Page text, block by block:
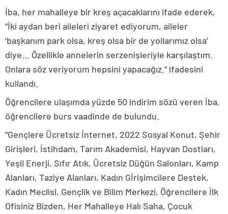
İba, her mahalleye bir kreş açacaklarını ifade ederek,
“İki aydan beri aileleri ziyaret ediyorum, aileler
‘başkanım park olsa, kreş olsa bir de yollarımız olsa’
diye… Özellikle annelerin serzenişleriyle karşılaştım.
Onlara söz veriyorum hepsini yapacağız.” ifadesini
kullandı.
Öğrencilere ulaşımda yüzde 50 indirim sözü veren İba,
öğrencilere burs vaadinde de bulundu.
“Gençlere Ücretsiz İnternet, 2022 Sosyal Konut, Şehir
Girişleri, İstihdam, Tarım Akademisi, Hayvan Dostları,
Yeşil Enerji, Sıfır Atık, Ücretsiz Düğün Salonları, Kamp
Alanları, Taziye Alanları, Kadın Gİrişimcilere Destek,
Kadın Meclisi, Gençlik ve Bilim Merkezi, Öğrencilere İlk
Ofisiniz Bizden, Her Mahalleye Halı Saha, Çocuk